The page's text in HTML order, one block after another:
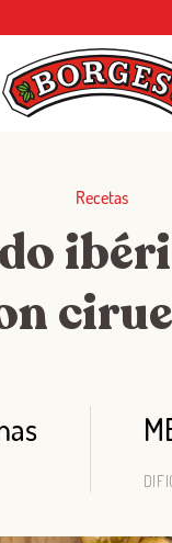
Recetas